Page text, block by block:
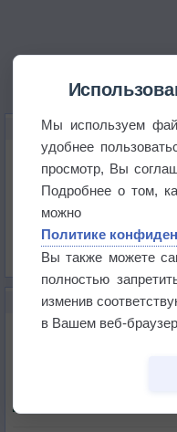
КАРТЫ ПОГОДЫ В
Температура
Давление
Осадки
Облачность
Список всех карт
НОВОЕ О ПОГОДЕ
Атмосфера
В Приморье
Мы используем
удобнее
просмотр, Вы
Подробнее о том,
можно
Политике
Вы также можете
полностью
изменив
в Вашем веб-